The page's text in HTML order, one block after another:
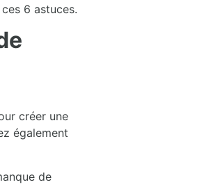
6 astuces.
créer une
également
de